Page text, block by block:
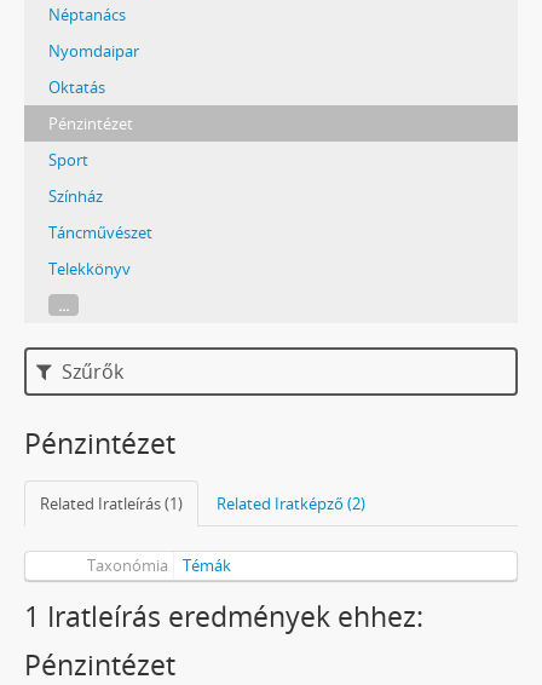
Néptanács
Nyomdaipar
Oktatás
Pénzintézet
Sport
Színház
Táncművészet
Telekkönyv
...
Szűrők
Pénzintézet
Related Iratleírás (1) Related Iratképző (2)
Taxonómia Témák
1 Iratleírás eredmények ehhez:
Pénzintézet